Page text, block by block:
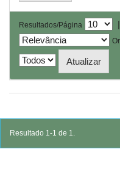
Resultados/Página |
Resultado 1-1 de 1.